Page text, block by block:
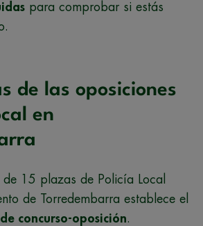
para comprobar si estás
de las oposiciones
en
de 15 plazas de Policía Local
de Torredembarra establece el
concurso-oposición.